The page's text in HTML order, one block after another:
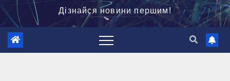
Дізнайся новини першим!